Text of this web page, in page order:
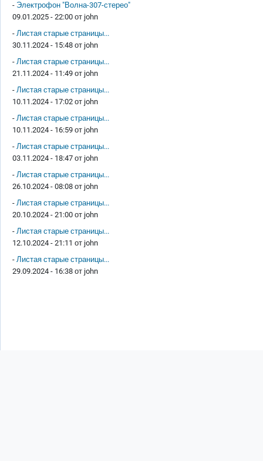
- Электрофон "Волна-307-стерео"
09.01.2025 - 22:00 от john
- Листая старые страницы...
30.11.2024 - 15:48 от john
- Листая старые страницы...
21.11.2024 - 11:49 от john
- Листая старые страницы...
10.11.2024 - 17:02 от john
- Листая старые страницы...
10.11.2024 - 16:59 от john
- Листая старые страницы...
03.11.2024 - 18:47 от john
- Листая старые страницы...
26.10.2024 - 08:08 от john
- Листая старые страницы...
20.10.2024 - 21:00 от john
- Листая старые страницы...
12.10.2024 - 21:11 от john
- Листая старые страницы...
29.09.2024 - 16:38 от john